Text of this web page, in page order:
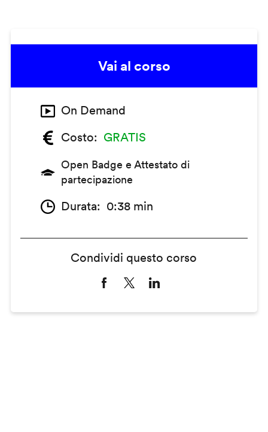
Vai al corso
On Demand
Costo
GRATIS
Open Badge e Attestato di
partecipazione
Durata 0:38 min
Condividi questo corso